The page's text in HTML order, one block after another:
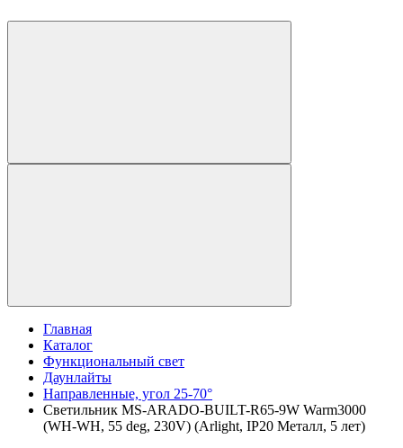
Главная
Каталог
Функциональный свет
Даунлайты
Направленные, угол 25-70°
Светильник MS-ARADO-BUILT-R65-9W Warm3000
(WH-WH, 55 deg, 230V) (Arlight, IP20 Металл, 5 лет)